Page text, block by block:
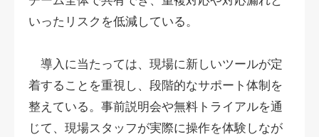
いったリスクを低減している。
導入に当たっては、現場に新しいツールが定
着することを重視し、段階的なサポート体制を
整えている。事前説明会や無料トライアルを通
じて、現場スタッフが実際に操作を体験しなが